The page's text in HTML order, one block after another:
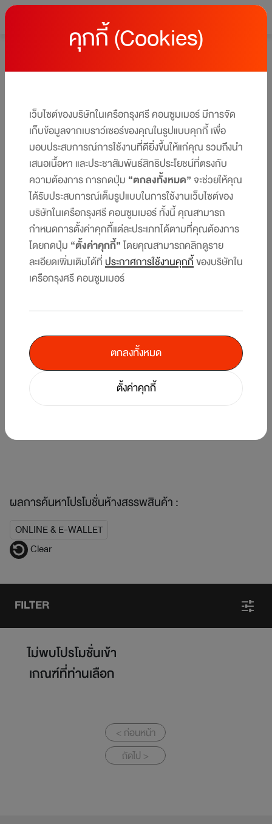
ให้คุณได้รับสิทธิประโยชน์และโปรโมชันมากมาย ครบทุกไลฟ์สไตล์
ได้ในบัตรเดียว​​
5/7
รับพอยท์แรงส์ ตั้งแต่บาทแรก 12 วันเท่านั้น! ที่ร้านค้าในเครือเซ็นทรัล รีเทล ที่
ผลการค้นหาโปรโมชั่นห้างสรรพสินค้า :
ONLINE & E-WALLET
Clear
FILTER
ไม่พบโปรโมชั่นเข้า
เกณฑ์ที่ท่านเลือก
< ก่อนหน้า
ถัดไป >
คุกกี้ (Cookies)
เว็บไซต์ของบริษัทในเครือกรุงศรี คอนซูมเมอร์ มีการจัด
เก็บข้อมูลจากเบราว์เซอร์ของคุณในรูปแบบคุกกี้ เพื่อ
มอบประสบการณ์การใช้งานที่ดียิ่งขึ้นให้แก่คุณ รวมถึงนำ
เสนอเนื้อหา และประชาสัมพันธ์สิทธิประโยชน์ที่ตรงกับ
ความต้องการ การกดปุ่ม “ตกลงทั้งหมด”จะช่วยให้คุณ
ได้รับประสบการณ์เต็มรูปแบบในการใช้งานเว็บไซต์ของ
บริษัทในเครือกรุงศรี คอนซูมเมอร์ ทั้งนี้ คุณสามารถ
กำหนดการตั้งค่าคุกกี้แต่ละประเภทได้ตามที่คุณต้องการ
โดยกดปุ่ม “ตั้งค่าคุกกี้”โดยคุณสามารถคลิกดูราย
ละเอียดเพิ่มเติมได้ที่ ประกาศการใช้งานคุกกี้ของบริษัทใน
เครือกรุงศรี คอนซูมเมอร์
ตั้งค่าคุกกี้
ตกลงทั้งหมด